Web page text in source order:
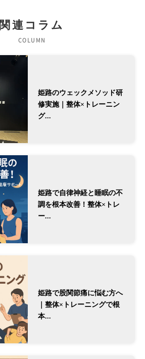
関連コラム
COLUMN
姫路のウェックメソッド研
修実施｜整体×トレーニン
グ...
姫路で自律神経と睡眠の不
調を根本改善！整体×トレ
ー...
姫路で股関節痛に悩む方へ
｜整体×トレーニングで根
本...